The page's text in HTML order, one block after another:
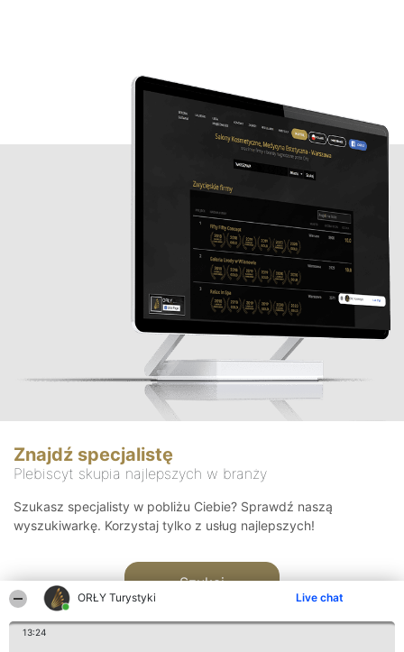
ORŁY Turystyki Live chat
13:24
Znajdź specjalistę
Plebiscyt skupia najlepszych w branży
Szukasz specjalisty w pobliżu Ciebie? Sprawdź naszą
wyszukiwarkę. Korzystaj tylko z usług najlepszych!
Szukaj